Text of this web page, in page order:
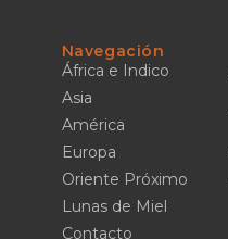
Navegación
África e Indico
Asia
América
Europa
Oriente Próximo
Lunas de Miel
Contacto